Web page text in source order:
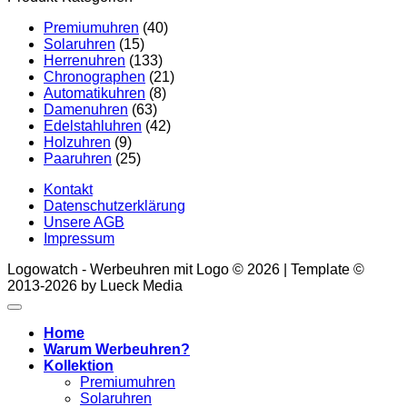
Premiumuhren (40)
Solaruhren (15)
Herrenuhren (133)
Chronographen (21)
Automatikuhren (8)
Damenuhren (63)
Edelstahluhren (42)
Holzuhren (9)
Paaruhren (25)
Kontakt
Datenschutzerklärung
Unsere AGB
Impressum
Logowatch - Werbeuhren mit Logo © 2026 | Template ©
2013-2026 by Lueck Media
Home
Warum Werbeuhren?
Kollektion
Premiumuhren
Solaruhren